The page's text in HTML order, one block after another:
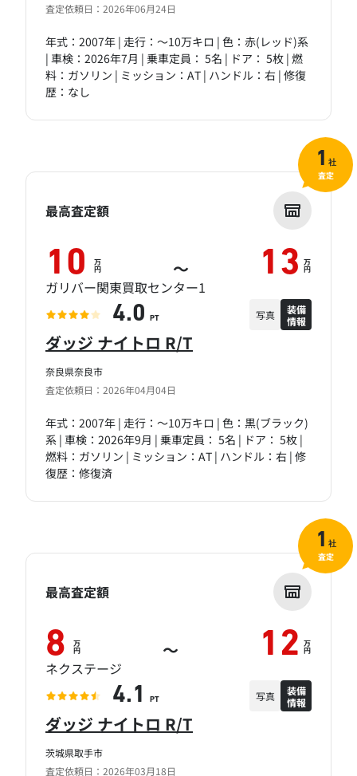
査定依頼日：2026年06月24日
年式：2007年 | 走行：～10万キロ | 色：赤(レッド)系
| 車検：2026年7月 | 乗車定員： 5名 | ドア： 5枚 | 燃
料：ガソリン | ミッション：AT | ハンドル：右 | 修復
歴：なし
奈良県奈良市
査定依頼日：2026年04月04日
ダッジ ナイトロ R/T
年式：2007年 | 走行：～10万キロ | 色：黒(ブラック)
系 | 車検：2026年9月 | 乗車定員： 5名 | ドア： 5枚 |
燃料：ガソリン | ミッション：AT | ハンドル：右 | 修
復歴：修復済
最高査定額
10 万
円 ～ 13 万
円
ガリバー関東買取センター1
4.0 PT 写真
装備
情報
1 社
査定
茨城県取手市
査定依頼日：2026年03月18日
ダッジ ナイトロ R/T
最高査定額
8 万
円 ～ 12 万
円
ネクステージ
4.1 PT 写真
装備
情報
1 社
査定